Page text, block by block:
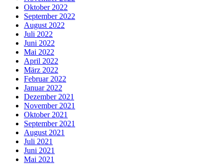
Oktober 2022
September 2022
August 2022
Juli 2022
Juni 2022
Mai 2022
April 2022
März 2022
Februar 2022
Januar 2022
Dezember 2021
November 2021
Oktober 2021
September 2021
August 2021
Juli 2021
Juni 2021
Mai 2021